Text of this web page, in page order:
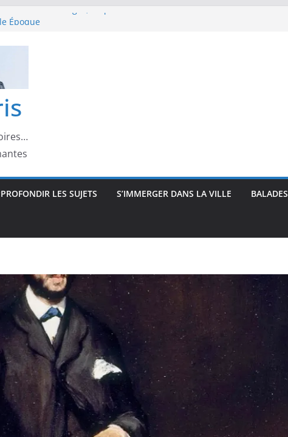
Lautrec : visages, corps et
l’impressionnisme
: danseuses, travailleuses et visages
: entre intimité, modernité et
Monet : visages et présences
LES SUJETS S’IMMERGER DANS LA VILLE BALADES